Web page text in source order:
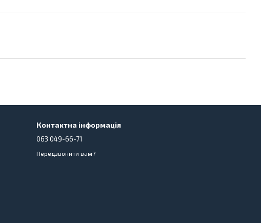
Контактна інформація
063 049-66-71
Передзвонити вам?